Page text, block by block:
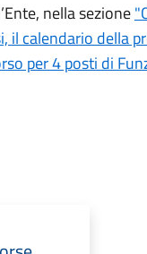
nella sezione
il calendario della
per 4 posti di